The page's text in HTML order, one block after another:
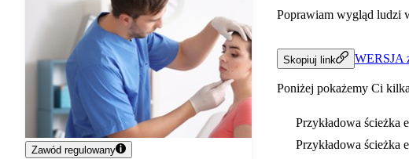
Zawód regulowany
Poprawiam wygląd ludzi
Skopiuj link WERSJA
Poniżej pokażemy Ci
Przykładowa ścieżka
Przykładowa ścieżka